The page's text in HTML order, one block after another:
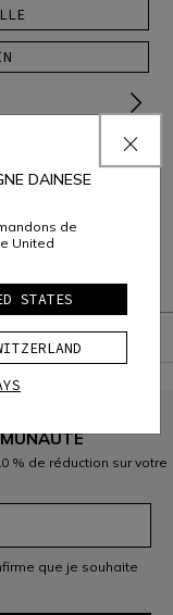
% de réduction sur votre
que je souhaite
DAINESE
de
United
STATES